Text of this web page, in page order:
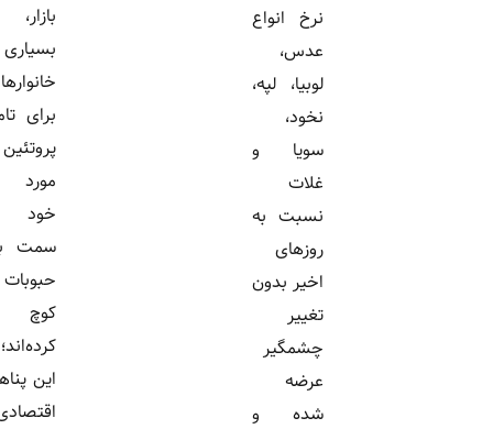
نرخ انواع
عدس،
لوبیا، لپه،
نخود،
سویا و
غلات
نسبت به
روزهای
اخیر بدون
تغییر
چشمگیر
عرضه
شده و
بازار،
بسیاری از
خانوارها
برای تامین
پروتئین
مورد نیاز
خود به
سمت بازار
حبوبات
کرده‌اند؛ اما
این پناهگاه
اقتصادی